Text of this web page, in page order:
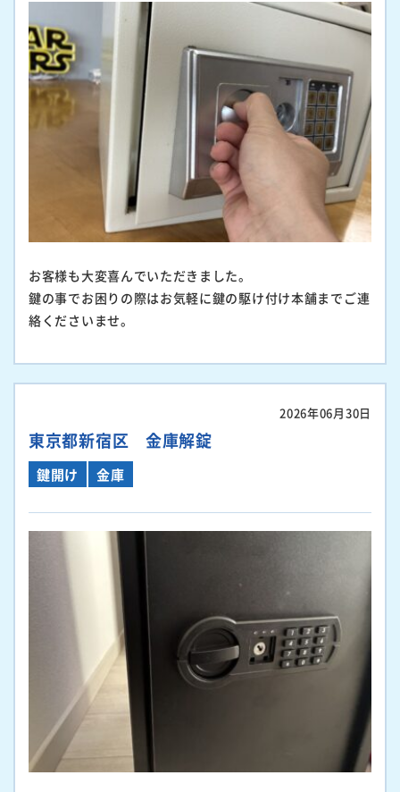
お客様も大変喜んでいただきました。
鍵の事でお困りの際はお気軽に鍵の駆け付け本舗までご連
絡くださいませ。
2026年06月30日
東京都新宿区 金庫解錠
鍵開け 金庫